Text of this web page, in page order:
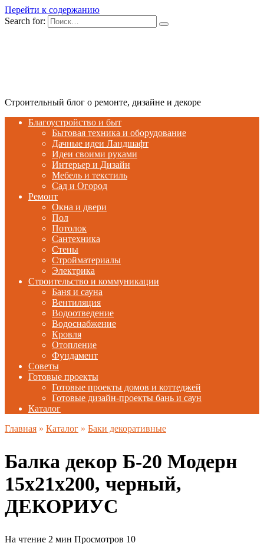
Перейти к содержанию
Search for:
Строительный блог о ремонте, дизайне и декоре
Благоустройство и быт
Бытовая техника и оборудование
Дачные идеи Ландшафт
Идеи своими руками
Интерьер и Дизайн
Мебель и текстиль
Сад и Огород
Ремонт
Окна и двери
Пол
Потолок
Сантехника
Стены
Стройматериалы
Электрика
Строительство и коммуникации
Баня и сауна
Вентиляция
Водоотведение
Водоснабжение
Кровля
Отопление
Фундамент
Советы
Готовые проекты
Готовые проекты домов и коттеджей
Готовые дизайн-проекты бань и саун
Каталог
Главная » Каталог » Баки декоративные
Балка декор Б-20 Модерн
15х21х200, черный,
ДЕКОРИУС
На чтение 2 мин Просмотров 10